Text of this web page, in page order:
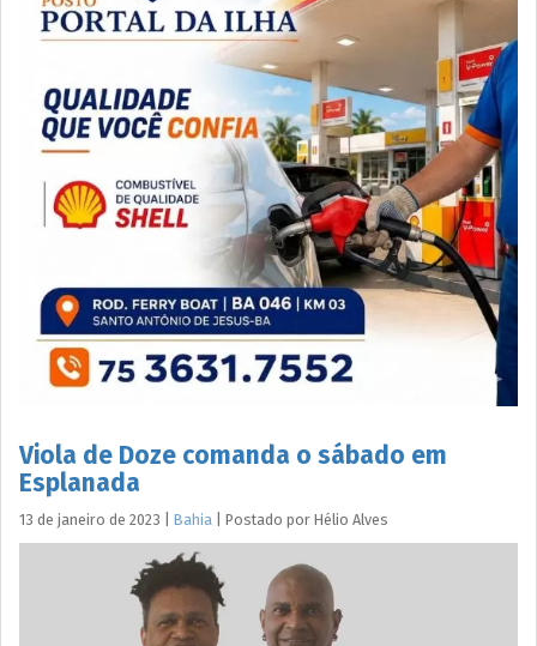
Viola de Doze comanda o sábado em
Esplanada
13 de janeiro de 2023 Bahia Postado por Hélio Alves